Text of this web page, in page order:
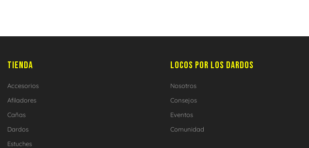
TIENDA
Accesorios
Afiladores
Cañas
Dardos
Estuches
LOCOS POR LOS DARDOS
Nosotros
Consejos
Eventos
Comunidad